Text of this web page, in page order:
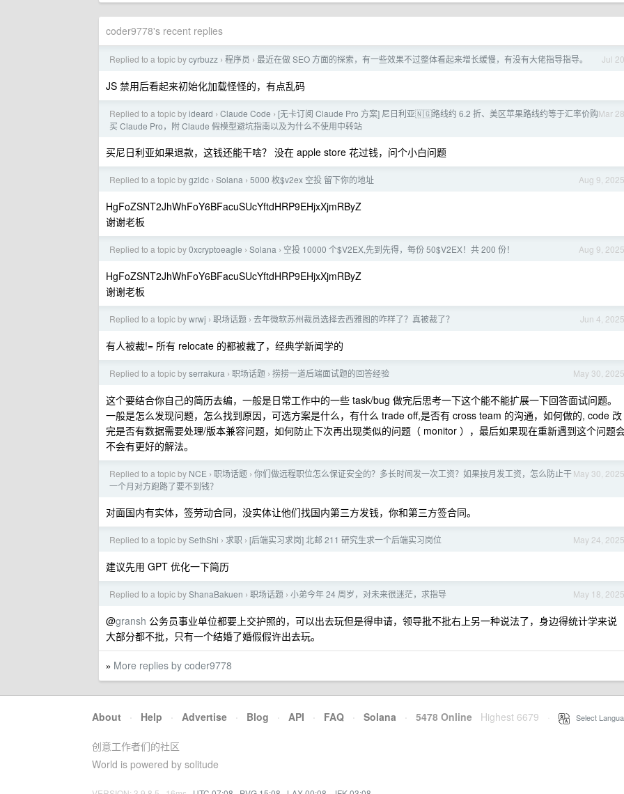
coder9778's recent replies
Jul 20
Replied to a topic bycyrbuzz › 程序员 › 最近在做 SEO 方面的探索，有一些效果不过整体看起来增长缓慢，有没有大佬指导指导。
JS 禁用后看起来初始化加载怪怪的，有点乱码
Mar 28
Replied to a topic byideard › Claude Code › [无卡订阅 Claude Pro 方案] 尼日利亚🇳🇬路线约 6.2 折、美区苹果路线约等于汇率价购
买 Claude Pro，附 Claude 假模型避坑指南以及为什么不使用中转站
买尼日利亚如果退款，这钱还能干啥？ 没在 apple store 花过钱，问个小白问题
Aug 9, 2025
Replied to a topic bygzldc › Solana › 5000 枚$v2ex 空投 留下你的地址
HgFoZSNT2JhWhFoY6BFacuSUcYftdHRP9EHjxXjmRByZ
谢谢老板
Aug 9, 2025
Replied to a topic by0xcryptoeagle › Solana › 空投 10000 个$V2EX,先到先得，每份 50$V2EX！共 200 份！
HgFoZSNT2JhWhFoY6BFacuSUcYftdHRP9EHjxXjmRByZ
谢谢老板
Jun 4, 2025
Replied to a topic bywrwj › 职场话题 › 去年微软苏州裁员选择去西雅图的咋样了？真被裁了？
有人被裁!= 所有 relocate 的都被裁了，经典学新闻学的
May 30, 2025
Replied to a topic byserrakura › 职场话题 › 捞捞一道后端面试题的回答经验
这个要结合你自己的简历去编，一般是日常工作中的一些 task/bug 做完后思考一下这个能不能扩展一下回答面试问题。
一般是怎么发现问题，怎么找到原因，可选方案是什么，有什么 trade off,是否有 cross team 的沟通，如何做的, code 改
完是否有数据需要处理/版本兼容问题，如何防止下次再出现类似的问题（ monitor ），最后如果现在重新遇到这个问题
不会有更好的解法。
May 30, 2025
Replied to a topic by NCE › 职场话题 › 你们做远程职位怎么保证安全的？多长时间发一次工资？如果按月发工资，怎么防止干
一个月对方跑路了要不到钱？
对面国内有实体，签劳动合同，没实体让他们找国内第三方发钱，你和第三方签合同。
May 24, 2025
Replied to a topic bySethShi › 求职 › [后端实习求岗] 北邮 211 研究生求一个后端实习岗位
建议先用 GPT 优化一下简历
May 18, 2025
Replied to a topic byShanaBakuen › 职场话题 › 小弟今年 24 周岁，对未来很迷茫，求指导
@gransh 公务员事业单位都要上交护照的，可以出去玩但是得申请，领导批不批右上另一种说法了，身边得统计学来说
大部分都不批，只有一个结婚了婚假假许出去玩。
» More replies by coder9778
About · Help · Advertise · Blog · API · FAQ · Solana · 5478 Online Highest 6679 Select
创意工作者们的社区
World is powered by solitude